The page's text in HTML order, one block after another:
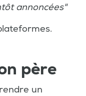
annoncées"
père
un